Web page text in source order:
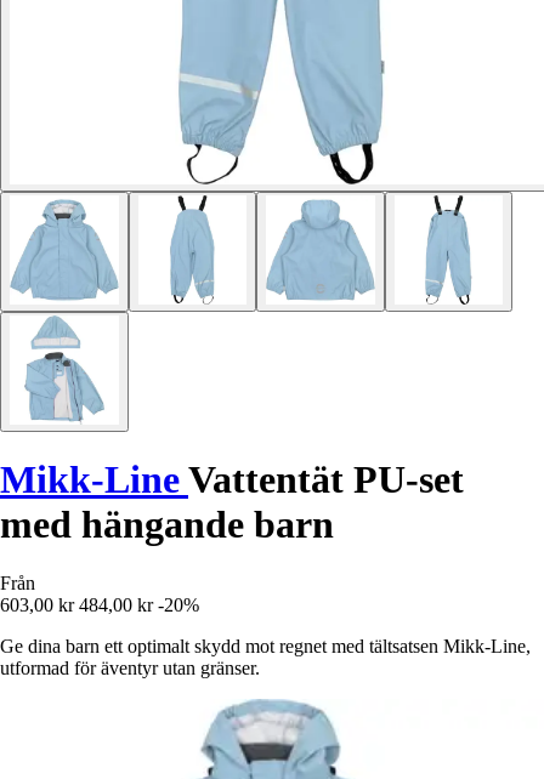
Mikk-LineVattentät PU-set
med hängande barn
Från
603,00 kr 484,00 kr -20%
Ge dina barn ett optimalt skydd mot regnet med tältsatsen Mikk-Line,
utformad för äventyr utan gränser.